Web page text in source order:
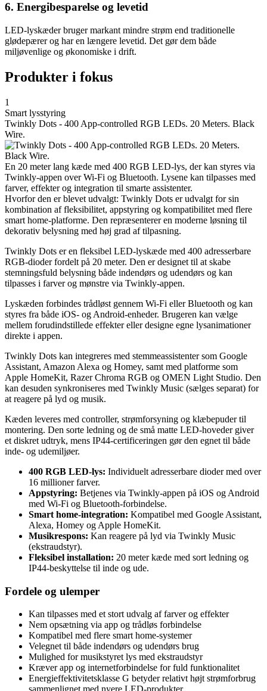
6. Energibesparelse og levetid
LED-lyskæder bruger markant mindre strøm end traditionelle
glødepærer og har en længere levetid. Det gør dem både
miljøvenlige og økonomiske i drift.
Produkter i fokus
1
Smart lysstyring
Twinkly Dots - 400 App-controlled RGB LEDs. 20 Meters. Black
Wire.
En 20 meter lang kæde med 400 RGB LED-lys, der kan styres via
Twinkly-appen over Wi-Fi og Bluetooth. Lysene kan tilpasses med
farver, effekter og integration til smarte assistenter.
Hvorfor den er blevet udvalgt: Twinkly Dots er udvalgt for sin
kombination af fleksibilitet, appstyring og kompatibilitet med flere
smart home-platforme. Den repræsenterer en moderne løsning til
dekorativ belysning med høj grad af tilpasning.
Twinkly Dots er en fleksibel LED-lyskæde med 400 adresserbare
RGB-dioder fordelt på 20 meter. Den er designet til at skabe
stemningsfuld belysning både indendørs og udendørs og kan
tilpasses i farver og mønstre via Twinkly-appen.
Lyskæden forbindes trådløst gennem Wi-Fi eller Bluetooth og kan
styres fra både iOS- og Android-enheder. Brugeren kan vælge
mellem forudindstillede effekter eller designe egne lysanimationer
direkte i appen.
Twinkly Dots kan integreres med stemmeassistenter som Google
Assistant, Amazon Alexa og Homey, samt med platforme som
Apple HomeKit, Razer Chroma RGB og OMEN Light Studio. Den
kan desuden synkroniseres med Twinkly Music (sælges separat) for
at reagere på lyd og musik.
Kæden leveres med controller, strømforsyning og klæbepuder til
montering. Den sorte ledning og de små matte LED-hoveder giver
et diskret udtryk, mens IP44-certificeringen gør den egnet til både
inde- og udemiljøer.
400 RGB LED-lys: Individuelt adresserbare dioder med over
16 millioner farver.
Appstyring: Betjenes via Twinkly-appen på iOS og Android
med Wi-Fi og Bluetooth-forbindelse.
Smart home-integration: Kompatibel med Google Assistant,
Alexa, Homey og Apple HomeKit.
Musikrespons: Kan reagere på lyd via Twinkly Music
(ekstraudstyr).
Fleksibel installation: 20 meter kæde med sort ledning og
IP44-beskyttelse til inde og ude.
Fordele og ulemper
Kan tilpasses med et stort udvalg af farver og effekter
Nem opsætning via app og trådløs forbindelse
Kompatibel med flere smart home-systemer
Velegnet til både indendørs og udendørs brug
Mulighed for musikstyret lys med ekstraudstyr
Kræver app og internetforbindelse for fuld funktionalitet
Energieffektivitetsklasse G betyder relativt højt strømforbrug